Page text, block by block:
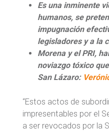
Es una inminente
humanos, se
impugnación
legisladores y a la
Morena y el PRI,
noviazgo tóxico
San Lázaro:
“Estos actos de
impresentables por el
a ser revocados por la